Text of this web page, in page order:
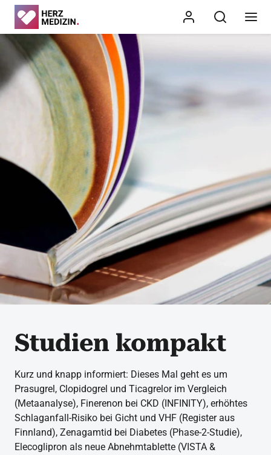
Studien kompakt
Kurz und knapp informiert: Dieses Mal geht es um
Prasugrel, Clopidogrel und Ticagrelor im Vergleich
(Metaanalyse), Finerenon bei CKD (INFINITY), erhöhtes
Schlaganfall-Risiko bei Gicht und VHF (Register aus
Finnland), Zenagamtid bei Diabetes (Phase-2-Studie),
Elecoglipron als neue Abnehmtablette (VISTA &